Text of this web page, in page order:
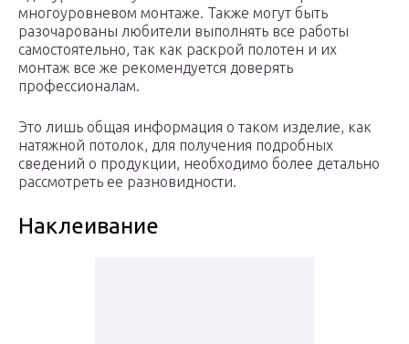
многоуровневом монтаже. Также могут быть
разочарованы любители выполнять все работы
самостоятельно, так как раскрой полотен и их
монтаж все же рекомендуется доверять
профессионалам.
Это лишь общая информация о таком изделие, как
натяжной потолок, для получения подробных
сведений о продукции, необходимо более детально
рассмотреть ее разновидности.
Наклеивание